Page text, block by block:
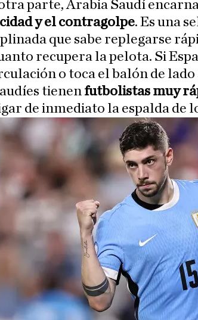
parte, Arabia Saudí
y el contragolpe. Es una
que sabe replegarse
recupera la pelota. Si
o toca el balón de
tienen futbolistas muy
de inmediato la espalda de